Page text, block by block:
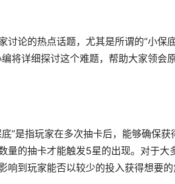
讨论的热点话题，尤其是所谓的“小保
将详细探讨这个难题，帮助大家领会
”是指玩家在多次抽卡后，能够确保
量的抽卡才能触发5星的出现。对于
响到玩家能否以较少的投入获得想要的